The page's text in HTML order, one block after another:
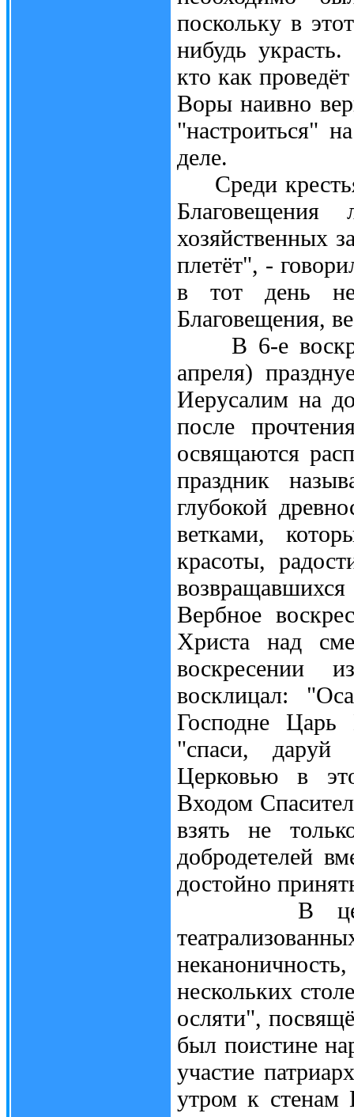
поскольку в
нибудь
кто как
Воры наивно
"настроиться"
деле.
Среди
хозяйственных
плетёт", -
в тот день
Благовещения,
В 6-е
апреля)
Иерусалим на
после
освящаются
праздник
глубокой
ветками,
красоты,
Вербное
Христа над
воскресении
восклицал:
Господне Царь
"спаси, даруй
Церковью в
Входом
взять не
добродетелей
достойно
В
нескольких
осляти",
был поистине
участие
утром к стенам